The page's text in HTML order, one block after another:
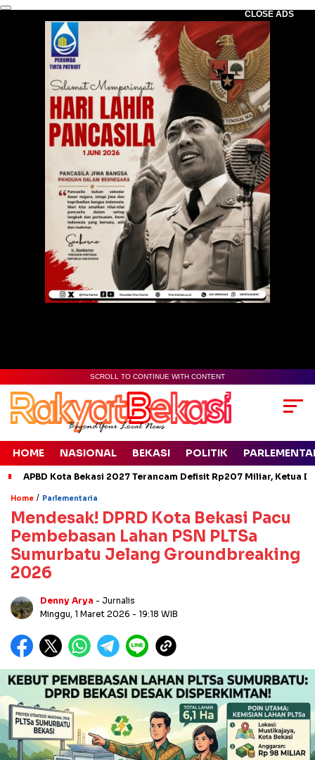
CLOSE ADS
SCROLL TO CONTINUE WITH CONTENT
HOME NASIONAL BEKASI POLITIK
APBD Kota Bekasi 2027 Terancam Defisit Rp207 Miliar, Ketua
Home / Parlementaria
Mendesak! DPRD Kota Bekasi Pacu
Pembebasan Lahan PSN PLTSa
Sumurbatu Jelang Groundbreaking
2026
Denny Arya - Jurnalis
Minggu, 1 Maret 2026 - 19:18 WIB